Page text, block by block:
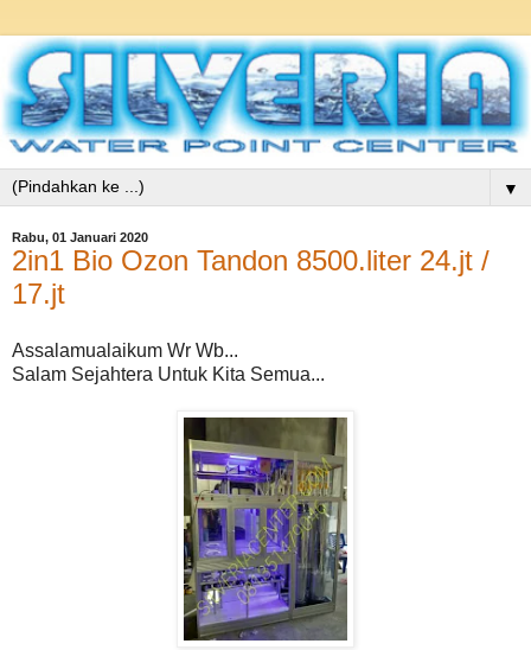
▼
Rabu, 01 Januari 2020
2in1 Bio Ozon Tandon 8500.liter 24.jt /
17.jt
Assalamualaikum Wr Wb...
Salam Sejahtera Untuk Kita Semua...